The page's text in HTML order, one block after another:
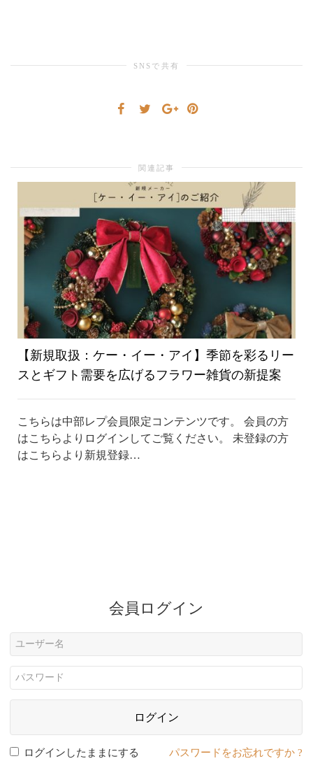
替
SNSで共有
関連記事
【新規取扱：ケー・イー・アイ】季節を彩るリー
スとギフト需要を広げるフラワー雑貨の新提案
こちらは中部レプ会員限定コンテンツです。 会員の方
はこちらよりログインしてご覧ください。 未登録の方
はこちらより新規登録…
会員ログイン
ログイン
ログインしたままにする パスワードをお忘れですか ?